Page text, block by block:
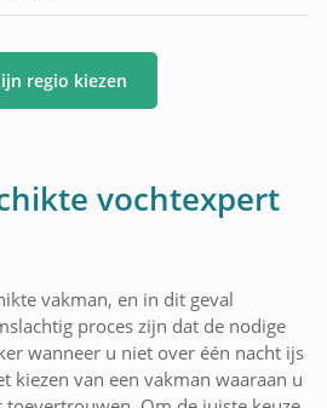
regio kiezen
vochtexpert
vakman, en in dit geval
proces zijn dat de nodige
wanneer u niet over één nacht ijs
kiezen van een vakman waaraan u